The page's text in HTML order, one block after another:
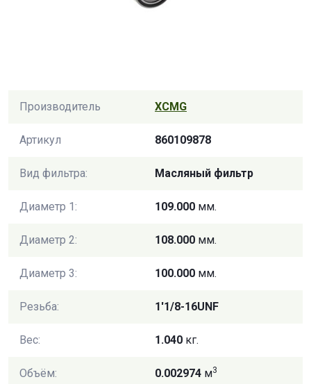
Производитель XCMG
Артикул 860109878
Вид фильтра: Масляный фильтр
Диаметр 1: 109.000 мм.
Диаметр 2: 108.000 мм.
Диаметр 3: 100.000 мм.
Резьба: 1'1/8-16UNF
Вес: 1.040 кг.
Объём: 0.002974 м3